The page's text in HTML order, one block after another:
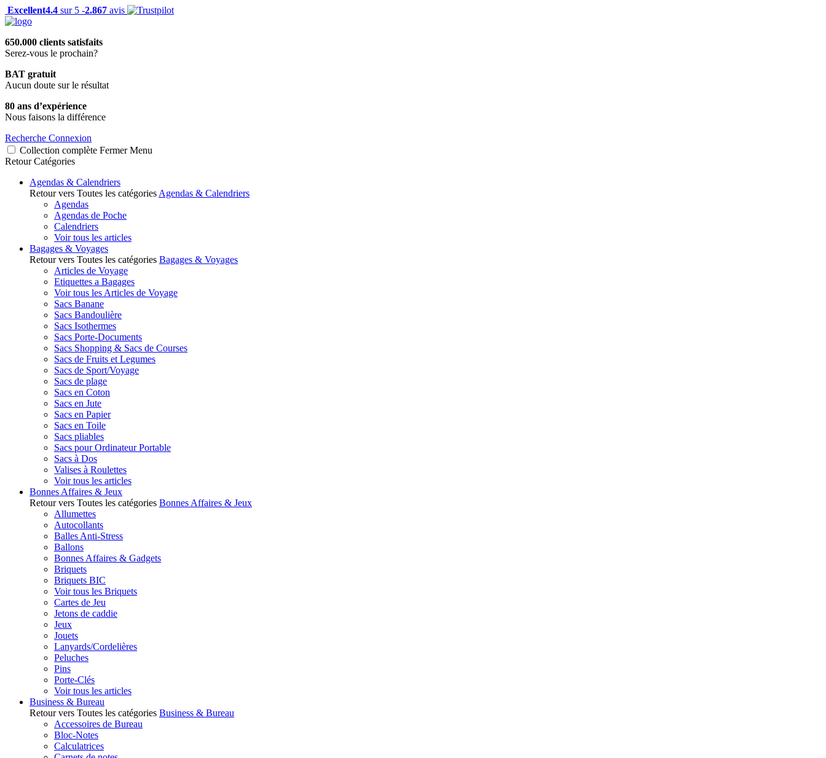
Excellent4.4 sur 5 -2.867 avis
650.000 clients satisfaits
Serez-vous le prochain?
BAT gratuit
Aucun doute sur le résultat
80 ans d’expérience
Nous faisons la différence
Recherche Connexion
Collection complète Fermer Menu
Retour Catégories
Agendas & Calendriers
Retour vers Toutes les catégories Agendas & Calendriers
Agendas
Agendas de Poche
Calendriers
Voir tous les articles
Bagages & Voyages
Retour vers Toutes les catégories Bagages & Voyages
Articles de Voyage
Etiquettes a Bagages
Voir tous les Articles de Voyage
Sacs Banane
Sacs Bandoulière
Sacs Isothermes
Sacs Porte-Documents
Sacs Shopping & Sacs de Courses
Sacs de Fruits et Legumes
Sacs de Sport/Voyage
Sacs de plage
Sacs en Coton
Sacs en Jute
Sacs en Papier
Sacs en Toile
Sacs pliables
Sacs pour Ordinateur Portable
Sacs à Dos
Valises à Roulettes
Voir tous les articles
Bonnes Affaires & Jeux
Retour vers Toutes les catégories Bonnes Affaires & Jeux
Allumettes
Autocollants
Balles Anti-Stress
Ballons
Bonnes Affaires & Gadgets
Briquets
Briquets BIC
Voir tous les Briquets
Cartes de Jeu
Jetons de caddie
Jeux
Jouets
Lanyards/Cordelières
Peluches
Pins
Porte-Clés
Voir tous les articles
Business & Bureau
Retour vers Toutes les catégories Business & Bureau
Accessoires de Bureau
Bloc-Notes
Calculatrices